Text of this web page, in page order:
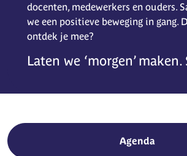
docenten, medewerkers en ouders.
we een positieve beweging in gang.
ontdek je mee?
Laten we ‘morgen’ maken.
Agenda